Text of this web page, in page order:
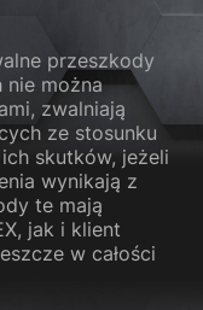
przeszkody
nie można
zwalniają
ze stosunku
skutków, jeżeli
wynikają z
te mają
jak i klient
w całości